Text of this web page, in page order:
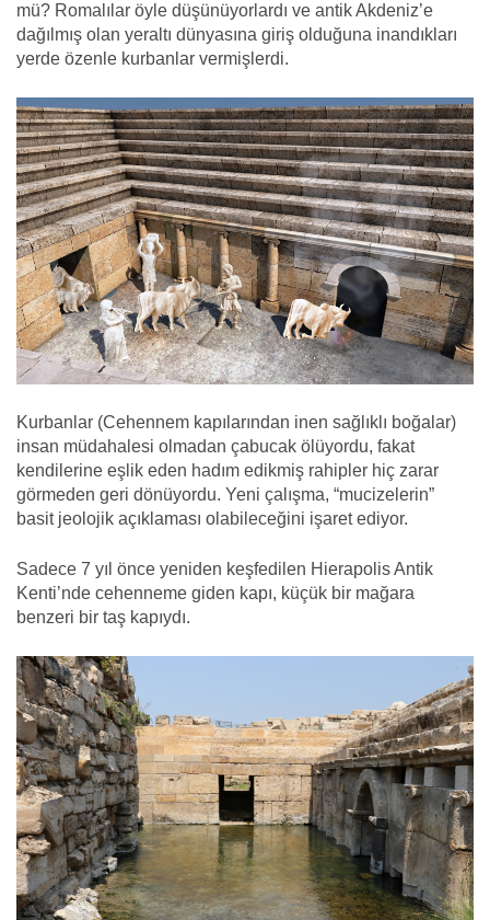
mü? Romalılar öyle düşünüyorlardı ve antik Akdeniz’e
dağılmış olan yeraltı dünyasına giriş olduğuna inandıkları
yerde özenle kurbanlar vermişlerdi.
Kurbanlar (Cehennem kapılarından inen sağlıklı boğalar)
insan müdahalesi olmadan çabucak ölüyordu, fakat
kendilerine eşlik eden hadım edikmiş rahipler hiç zarar
görmeden geri dönüyordu. Yeni çalışma, “mucizelerin”
basit jeolojik açıklaması olabileceğini işaret ediyor.
Sadece 7 yıl önce yeniden keşfedilen Hierapolis Antik
Kenti’nde cehenneme giden kapı, küçük bir mağara
benzeri bir taş kapıydı.